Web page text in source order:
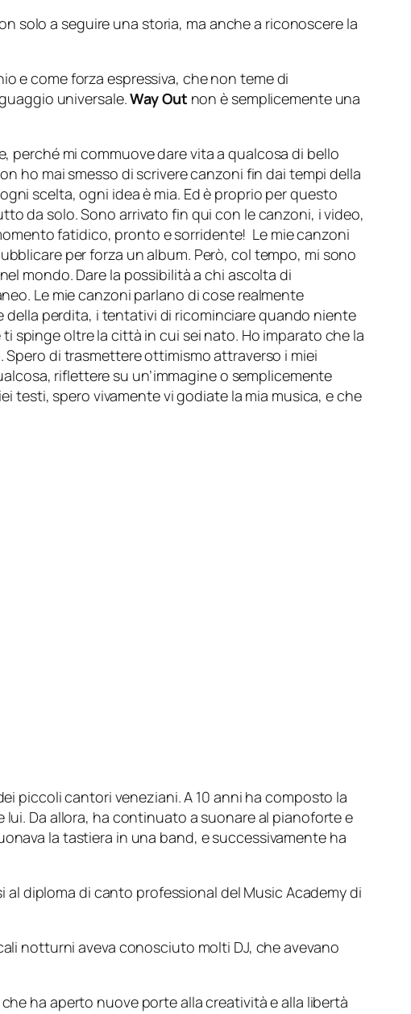
solo a seguire una storia, ma anche a riconoscere la
e come forza espressiva, che non teme di
universale.Way Out non è semplicemente una
perché mi commuove dare vita a qualcosa di bello
ho mai smesso di scrivere canzoni fin dai tempi della
scelta, ogni idea è mia. Ed è proprio per questo
da solo. Sono arrivato fin qui con le canzoni, i video,
fatidico, pronto e sorridente! Le mie canzoni
per forza un album. Però, col tempo, mi sono
mondo. Dare la possibilità a chi ascolta di
Le mie canzoni parlano di cose realmente
della perdita, i tentativi di ricominciare quando niente
spinge oltre la città in cui sei nato. Ho imparato che la
di trasmettere ottimismo attraverso i miei
riflettere su un’immagine o semplicemente
testi, spero vivamente vi godiate la mia musica, e che
piccoli cantori veneziani. A 10 anni ha composto la
Da allora, ha continuato a suonare al pianoforte e
la tastiera in una band, e successivamente ha
diploma di canto professional del Music Academy di
notturni aveva conosciuto molti DJ, che avevano
ha aperto nuove porte alla creatività e alla libertà